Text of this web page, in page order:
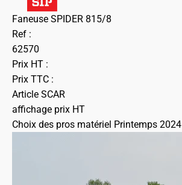
Faneuse SPIDER 815/8
Ref :
62570
Prix HT :
Prix TTC :
Article SCAR
affichage prix HT
Choix des pros matériel Printemps 2024